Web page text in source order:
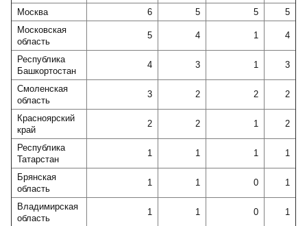
Москва 6 5 5
5
Московская
область
5 4 1 4
Республика
Башкортостан
4 3 1 3
Смоленская
область
3 2 2 2
Красноярский
край
2 2 1 2
Республика
Татарстан
1 1 1 1
Брянская
область
1 1 0 1
Владимирская
область
1 1 0 1